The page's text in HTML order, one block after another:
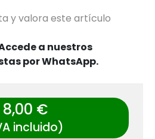
y valora este artículo
a nuestros
por WhatsApp.
8,00 €
incluido)